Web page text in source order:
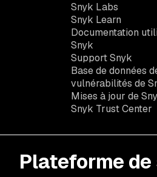
Snyk Labs
Snyk Learn
Documentation
Snyk
Support Snyk
Base de données
vulnérabilités de
Mises à jour de
Snyk Trust Center
Plateforme